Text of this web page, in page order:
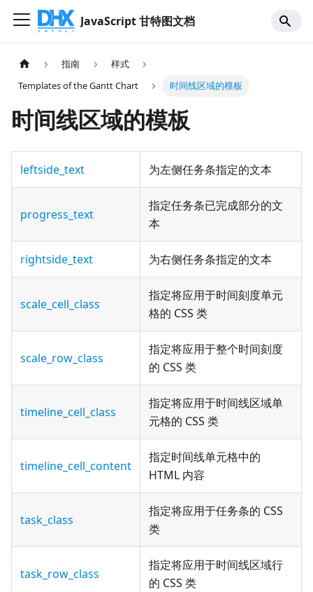
JavaScript 甘特图文档
指南
样式
Templates of the Gantt Chart
时间线区域的模板
时间线区域的模板
leftside_text 为左侧任务条指定的文本
progress_text
指定任务条已完成部分的文
本
rightside_text 为右侧任务条指定的文本
scale_cell_class
指定将应用于时间刻度单元
格的 CSS 类
scale_row_class
指定将应用于整个时间刻度
的 CSS 类
timeline_cell_class
指定将应用于时间线区域单
元格的 CSS 类
timeline_cell_content
指定时间线单元格中的
HTML 内容
task_class
指定将应用于任务条的 CSS
类
task_row_class
指定将应用于时间线区域行
的 CSS 类